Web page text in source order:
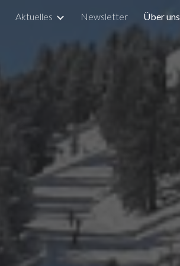
Skip to navigation
Aktuelles Newsletter Über uns